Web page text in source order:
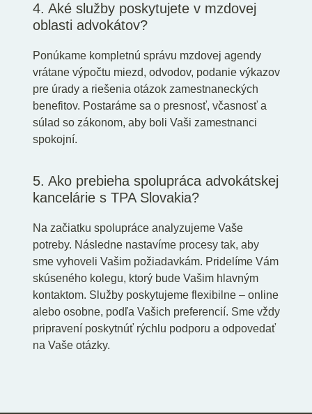
4. Aké služby poskytujete v mzdovej
oblasti advokátov?
Ponúkame kompletnú správu mzdovej agendy
vrátane výpočtu miezd, odvodov, podanie výkazov
pre úrady a riešenia otázok zamestnaneckých
benefitov. Postaráme sa o presnosť, včasnosť a
súlad so zákonom, aby boli Vaši zamestnanci
spokojní.
5. Ako prebieha spolupráca advokátskej
kancelárie s TPA Slovakia?
Na začiatku spolupráce analyzujeme Vaše
potreby. Následne nastavíme procesy tak, aby
sme vyhoveli Vašim požiadavkám. Pridelíme Vám
skúseného kolegu, ktorý bude Vašim hlavným
kontaktom. Služby poskytujeme flexibilne – online
alebo osobne, podľa Vašich preferencií. Sme vždy
pripravení poskytnúť rýchlu podporu a odpovedať
na Vaše otázky.